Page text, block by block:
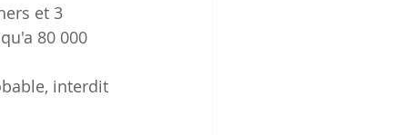
et 3
80 000
interdit